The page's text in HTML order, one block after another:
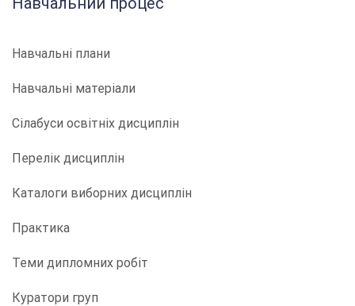
Навчальні плани
Навчальні матеріали
Сілабуси освітніх дисциплін
Перелік дисциплін
Каталоги виборних дисциплін
Практика
Теми дипломних робіт
Куратори груп